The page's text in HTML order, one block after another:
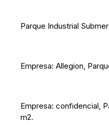
Parque Industrial
Empresa: Allegion,
Empresa: confidencial,
m2.